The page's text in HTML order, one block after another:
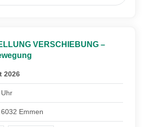
VERSCHIEBUNG –
2026
Emmen